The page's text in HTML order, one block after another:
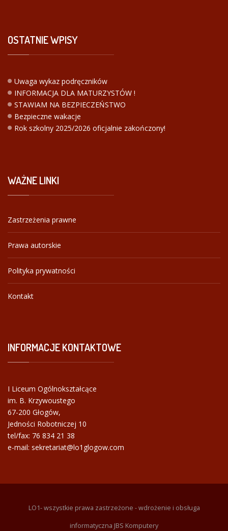
OSTATNIEWPISY
Uwaga wykaz podręczników
INFORMACJA DLA MATURZYSTÓW !
STAWIAM NA BEZPIECZEŃSTWO
Bezpieczne wakacje
Rok szkolny 2025/2026 oficjalnie zakończony!
WAŻNELINKI
Zastrzeżenia prawne
Prawa autorskie
Polityka prywatności
Kontakt
INFORMACJEKONTAKTOWE
I Liceum Ogólnokształcące
im. B. Krzywoustego
67-200 Głogów,
Jedności Robotniczej 10
tel/fax: 76 834 21 38
e-mail: sekretariat@lo1glogow.com
LO1- wszystkie prawa zastrzeżone - wdrożenie i obsługa
informatyczna JBS Komputery